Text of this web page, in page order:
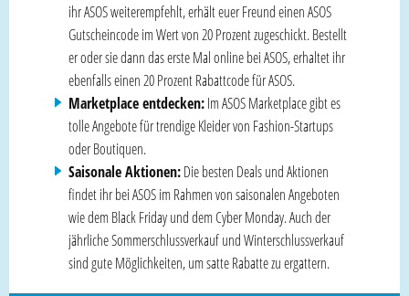
ihr ASOS weiterempfehlt, erhält euer Freund einen ASOS
Gutscheincode im Wert von 20 Prozent zugeschickt. Bestellt
er oder sie dann das erste Mal online bei ASOS, erhaltet ihr
ebenfalls einen 20 Prozent Rabattcode für ASOS.
Marketplace entdecken:Im ASOS Marketplace gibt es
tolle Angebote für trendige Kleider von Fashion-Startups
oder Boutiquen.
Saisonale Aktionen:Die besten Deals und Aktionen
findet ihr bei ASOS im Rahmen von saisonalen Angeboten
wie dem Black Friday und dem Cyber Monday. Auch der
jährliche Sommerschlussverkauf und Winterschlussverkauf
sind gute Möglichkeiten, um satte Rabatte zu ergattern.